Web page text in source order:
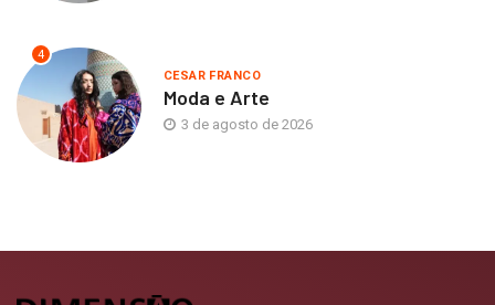
4
CESAR FRANCO
Moda e Arte
3 de agosto de 2026